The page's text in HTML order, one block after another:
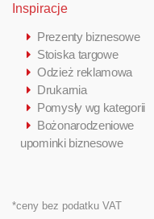
Inspiracje
Prezenty biznesowe
Stoiska targowe
Odzież reklamowa
Drukarnia
Pomysły wg kategorii
Bożonarodzeniowe
upominki biznesowe
*ceny bez podatku VAT